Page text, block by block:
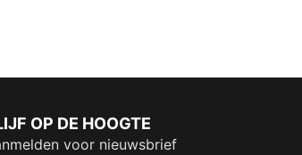
OP DE HOOGTE
voor nieuwsbrief